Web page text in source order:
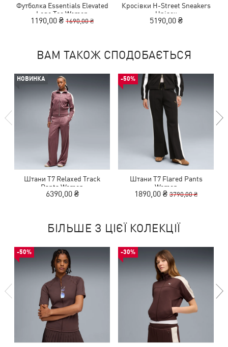
Футболка Essentials Elevated
Logo Tee Women
1190,00 ₴ 1690,00 ₴
Кросівки H-Street Sneakers
Unisex
5190,00 ₴
ВАМ ТАКОЖ СПОДОБАЄТЬСЯ
НОВИНКА
Штани T7 Relaxed Track
Pants Women
6390,00 ₴
-50%
Штани T7 Flared Pants
Women
1890,00 ₴ 3790,00 ₴
БІЛЬШЕ З ЦІЄЇ КОЛЕКЦІЇ
-50% -30%